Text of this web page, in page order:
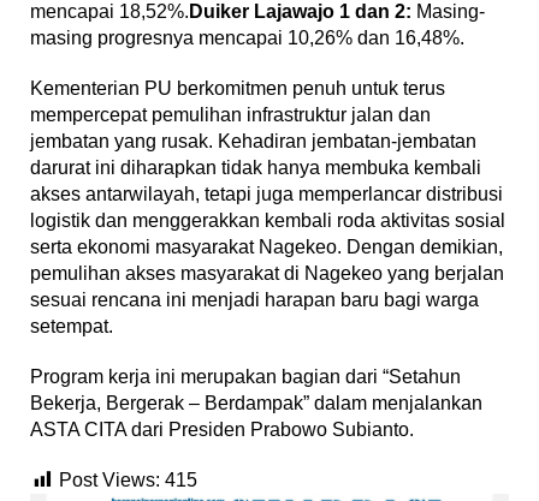
mencapai 18,52%. Duiker Lajawajo 1 dan 2: Masing-
masing progresnya mencapai 10,26% dan 16,48%.
Kementerian PU berkomitmen penuh untuk terus
mempercepat pemulihan infrastruktur jalan dan
jembatan yang rusak. Kehadiran jembatan-jembatan
darurat ini diharapkan tidak hanya membuka kembali
akses antarwilayah, tetapi juga memperlancar distribusi
logistik dan menggerakkan kembali roda aktivitas sosial
serta ekonomi masyarakat Nagekeo. Dengan demikian,
pemulihan akses masyarakat di Nagekeo yang berjalan
sesuai rencana ini menjadi harapan baru bagi warga
setempat.
Program kerja ini merupakan bagian dari “Setahun
Bekerja, Bergerak – Berdampak” dalam menjalankan
ASTA CITA dari Presiden Prabowo Subianto.
Post Views: 415